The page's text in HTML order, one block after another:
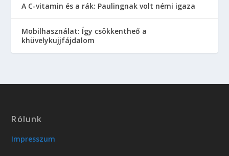
A C-vitamin és a rák: Paulingnak volt némi igaza
Mobilhasználat: Így csökkentheő a
khüvelykujjfájdalom
Rólunk
Impresszum